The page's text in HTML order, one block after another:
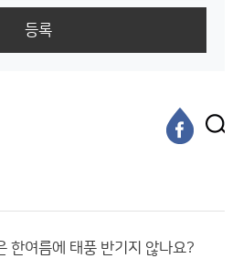
등록
한여름에 태풍 반기지 않나요?